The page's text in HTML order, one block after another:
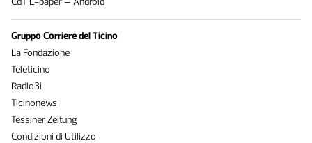
Gruppo Corriere del Ticino
La Fondazione
Teleticino
Radio3i
Ticinonews
Tessiner Zeitung
Condizioni di Utilizzo